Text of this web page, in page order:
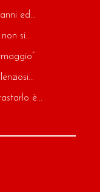
ed...
si...
è...